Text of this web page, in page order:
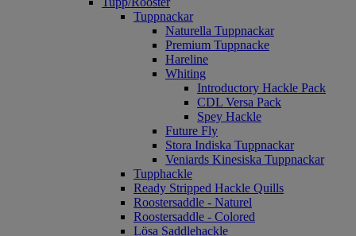
Tuppnackar
Naturella Tuppnackar
Premium Tuppnacke
Hareline
Whiting
Introductory Hackle Pack
CDL Versa Pack
Spey Hackle
Future Fly
Stora Indiska Tuppnackar
Veniards Kinesiska Tuppnackar
Tupphackle
Ready Stripped Hackle Quills
Roostersaddle - Naturel
Roostersaddle - Colored
Lösa Saddlehackle